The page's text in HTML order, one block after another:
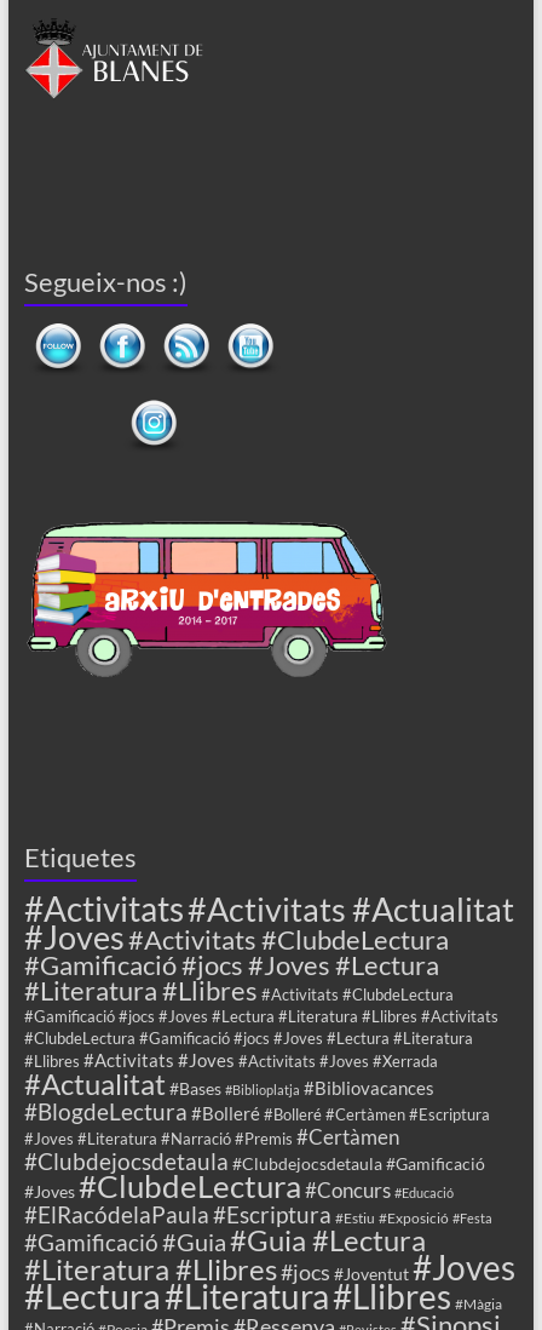
Segueix-nos :)
Etiquetes
#Activitats#Activitats #Actualitat
#Joves#Activitats #ClubdeLectura
#Gamificació #jocs #Joves #Lectura
#Literatura #Llibres #Activitats #ClubdeLectura
#Gamificació #jocs #Joves #Lectura #Literatura #Llibres #Activitats
#ClubdeLectura #Gamificació #jocs #Joves #Lectura #Literatura
#Llibres #Activitats #Joves #Activitats #Joves #Xerrada
#Actualitat #Bases #Biblioplatja #Bibliovacances
#BlogdeLectura #Bolleré #Bolleré #Certàmen #Escriptura
#Joves #Literatura #Narració #Premis #Certàmen
#Clubdejocsdetaula #Clubdejocsdetaula #Gamificació
#Joves#ClubdeLectura#Concurs #Educació
#ElRacódelaPaula#Escriptura #Estiu #Exposició #Festa
#Gamificació#Guia#Guia #Lectura
#Literatura #Llibres#jocs #Joventut#Joves
#Lectura#Literatura#Llibres #Màgia